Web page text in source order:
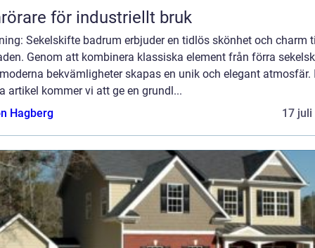
för industriellt bruk
Sekelskifte badrum erbjuder en tidlös skönhet och charm
Genom att kombinera klassiska element från förra
bekvämligheter skapas en unik och elegant atmosfär.
artikel kommer vi att ge en grundl...
Hagberg
17 juli